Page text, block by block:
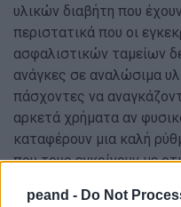
peand - Do Not
υλικών διαβήτη που
περιστατικά που οι
ασφαλιστικών ταμείων
ανάγκες σε αναλώσιμα
πάσχοντες να
αρκετά χρήματα αν
καταφέρουν μια καλή
που τους εγκρίνουν με
παιδιών τους. Επίσης
με Σακχαρώδη Διαβήτη